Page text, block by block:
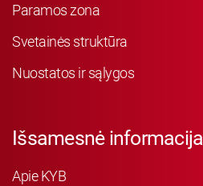
Paramos zona
Svetainės struktūra
Nuostatos ir sąlygos
Išsamesnė informacija
Apie KYB